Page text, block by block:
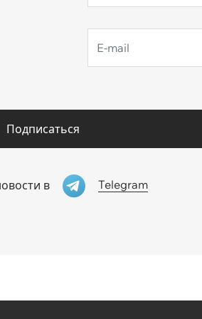
Подписаться
в Telegram